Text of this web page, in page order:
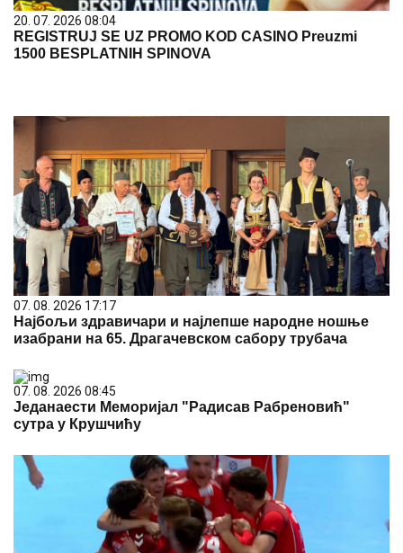
20. 07. 2026 08:04
REGISTRUJ SE UZ PROMO KOD CASINO Preuzmi
1500 BESPLATNIH SPINOVA
07. 08. 2026 17:17
Најбољи здравичари и најлепше народне ношње
изабрани на 65. Драгачевском сабору трубача
07. 08. 2026 08:45
Једанаести Меморијал "Радисав Рабреновић"
сутра у Крушчићу